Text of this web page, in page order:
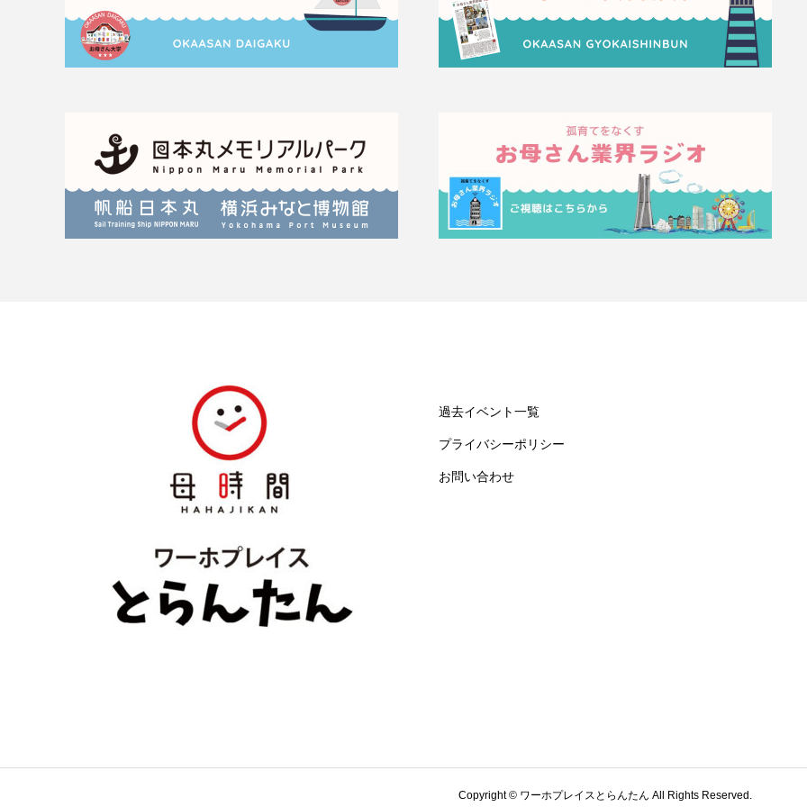
過去イベント一覧
プライバシーポリシー
お問い合わせ
Copyright © ワーホプレイスとらんたん All Rights Reserved.